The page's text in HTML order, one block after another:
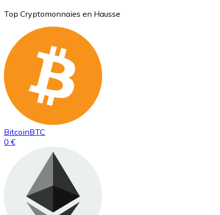
Top Cryptomonnaies en Hausse
BitcoinBTC
0 €